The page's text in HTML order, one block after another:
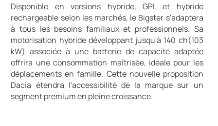
Disponible en versions hybride, GPL et hybride
rechargeable selon les marchés, le Bigster s'adaptera
à tous les besoins familiaux et professionnels. Sa
motorisation hybride développant jusqu'à 140 ch(103
kW) associée à une batterie de capacité adaptée
offrira une consommation maîtrisée, idéale pour les
déplacements en famille. Cette nouvelle proposition
Dacia étendra l'accessibilité de la marque sur un
segment premium en pleine croissance.